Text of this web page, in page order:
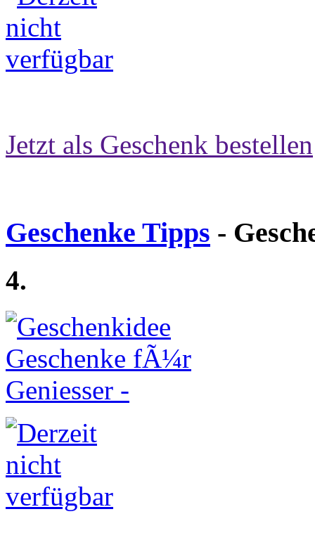
Jetzt als Geschenk bestellen
Geschenke Tipps -
4.